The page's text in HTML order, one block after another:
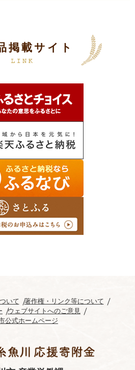
掲載サイト
いて
著作権・リンク等について
ウェブサイトへのご意見
公式ホームページ